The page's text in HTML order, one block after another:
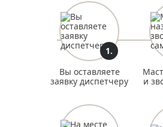
1.
Вы оставляете
заявку диспетчеру
и